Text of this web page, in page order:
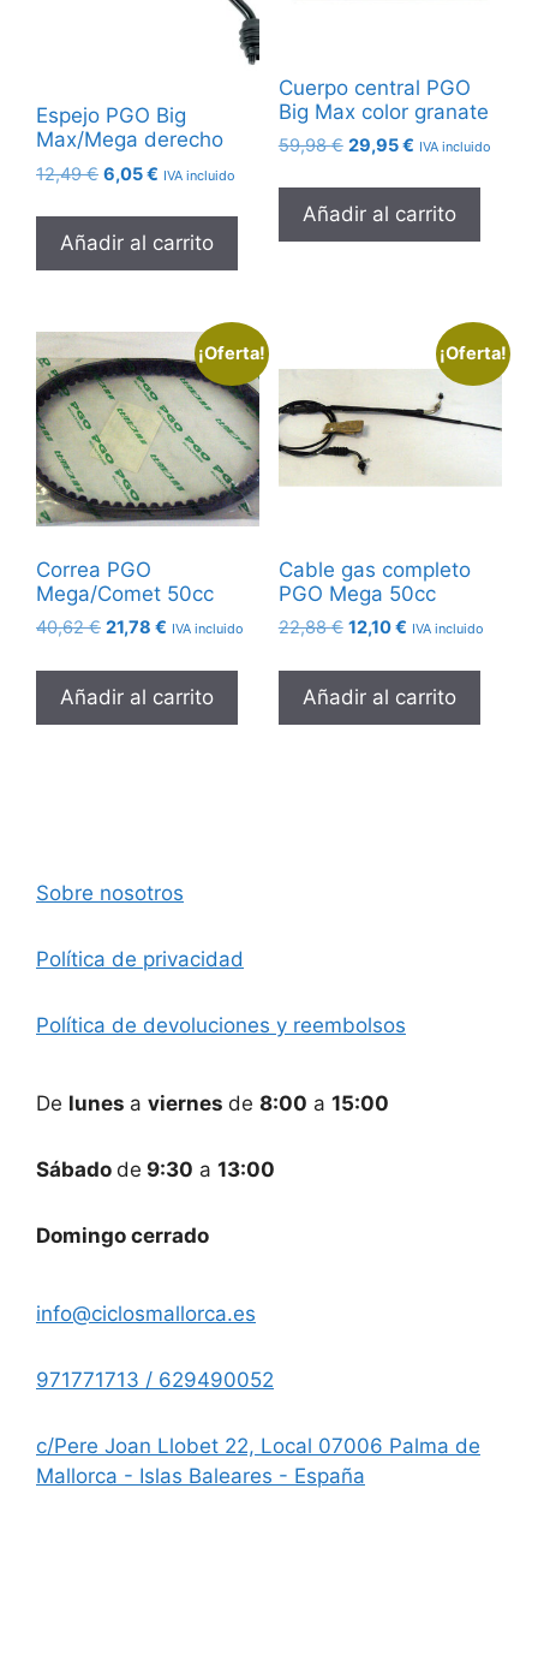
Espejo PGO Big
Max/Mega derecho
12,49€ El
original
era:
12,49 €.
6,05€ El
actual
es:
6,05 €.
IVA incluido
Añadir al carrito
Cuerpo central PGO
Big Max color granate
59,98€ El
original
era:
59,98 €.
29,95€El
actual
es:
29,95 €.
IVA incluido
Añadir al carrito
¡Oferta!
Correa PGO
Mega/Comet 50cc
40,62€ El
original
era:
40,62 €.
21,78 € El
actual
es:
21,78 €.
IVA incluido
Añadir al carrito
¡Oferta!
Cable gas completo
PGO Mega 50cc
22,88€ El
original
era:
22,88 €.
12,10€El
actual
es:
12,10 €.
IVA incluido
Añadir al carrito
Sobre nosotros
Política de privacidad
Política de devoluciones y reembolsos
De lunes a viernes de 8:00 a 15:00
Sábado de 9:30 a 13:00
Domingo cerrado
info@ciclosmallorca.es
971771713 / 629490052
c/Pere Joan Llobet 22, Local 07006 Palma de
Mallorca - Islas Baleares - España